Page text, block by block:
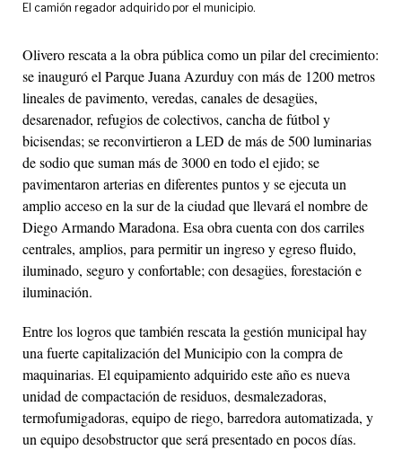
El camión regador adquirido por el municipio.
Olivero rescata a la obra pública como un pilar del crecimiento:
se inauguró el Parque Juana Azurduy con más de 1200 metros
lineales de pavimento, veredas, canales de desagües,
desarenador, refugios de colectivos, cancha de fútbol y
bicisendas; se reconvirtieron a LED de más de 500 luminarias
de sodio que suman más de 3000 en todo el ejido; se
pavimentaron arterias en diferentes puntos y se ejecuta un
amplio acceso en la sur de la ciudad que llevará el nombre de
Diego Armando Maradona. Esa obra cuenta con dos carriles
centrales, amplios, para permitir un ingreso y egreso fluido,
iluminado, seguro y confortable; con desagües, forestación e
iluminación.
Entre los logros que también rescata la gestión municipal hay
una fuerte capitalización del Municipio con la compra de
maquinarias. El equipamiento adquirido este año es nueva
unidad de compactación de residuos, desmalezadoras,
termofumigadoras, equipo de riego, barredora automatizada, y
un equipo desobstructor que será presentado en pocos días.